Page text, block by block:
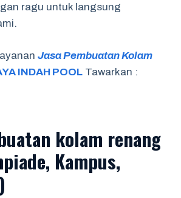
ragu untuk langsung
Jasa Pembuatan Kolam
INDAH POOL Tawarkan :
kolam renang
Kampus,